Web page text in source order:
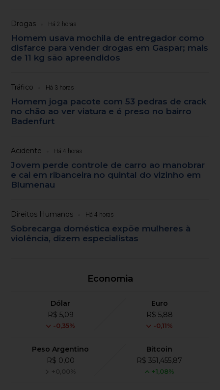
Drogas Há 2 horas
Homem usava mochila de entregador como
disfarce para vender drogas em Gaspar; mais
de 11 kg são apreendidos
Tráfico Há 3 horas
Homem joga pacote com 53 pedras de crack
no chão ao ver viatura e é preso no bairro
Badenfurt
Acidente Há 4 horas
Jovem perde controle de carro ao manobrar
e cai em ribanceira no quintal do vizinho em
Blumenau
Direitos Humanos Há 4 horas
Sobrecarga doméstica expõe mulheres à
violência, dizem especialistas
Economia
Dólar
R$ 5,09
-0,35%
Euro
R$ 5,88
-0,11%
Peso Argentino
R$ 0,00
+0,00%
Bitcoin
R$ 351,455,87
+1,08%